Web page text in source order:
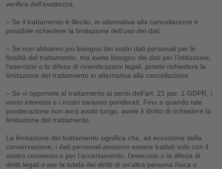
verifica dell’esattezza.
– Se il trattamento è illecito, in alternativa alla cancellazione è
possibile richiedere la limitazione dell’uso dei dati.
– Se non abbiamo più bisogno dei vostri dati personali per le
finalità del trattamento, ma avete bisogno dei dati per l’istituzione,
l’esercizio o la difesa di rivendicazioni legali, potete richiedere la
limitazione del trattamento in alternativa alla cancellazione.
– Se vi opponete al trattamento ai sensi dell’art. 21 par. 1 GDPR, i
vostri interessi e i nostri saranno ponderati. Fino a quando tale
ponderazione non avrà avuto luogo, avete il diritto di richiedere la
limitazione del trattamento.
La limitazione del trattamento significa che, ad eccezione della
conservazione, i dati personali possono essere trattati solo con il
vostro consenso o per l’accertamento, l’esercizio o la difesa di
diritti legali o per la tutela dei diritti di un’altra persona fisica o